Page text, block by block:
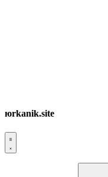
юrkanik.site